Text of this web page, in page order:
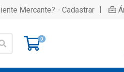
Mercante? - Cadastrar |
0